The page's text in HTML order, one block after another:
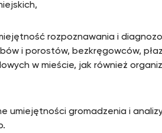
rozpoznawania i
i porostów, bezkręgowców,
w mieście, jak również
umiejętności gromadzenia i